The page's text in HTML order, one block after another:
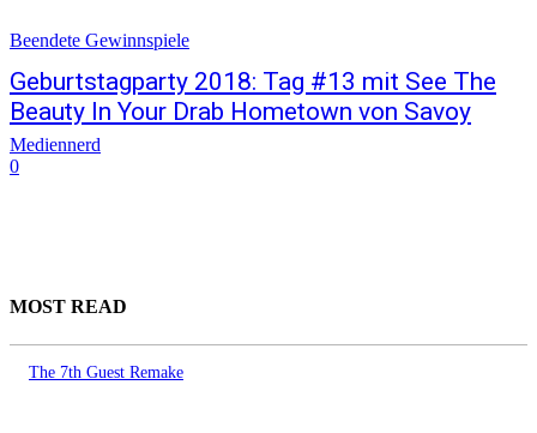
Beendete Gewinnspiele
Geburtstagparty 2018: Tag #13 mit See The
Beauty In Your Drab Hometown von Savoy
Mediennerd
0
MOST READ
The 7th Guest Remake